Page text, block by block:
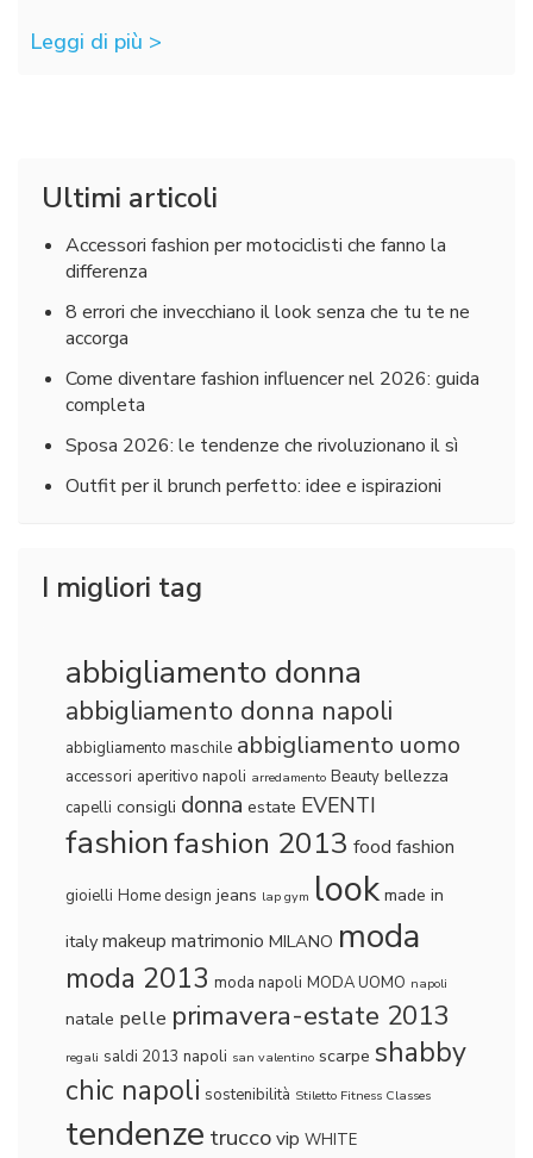
Leggi di più >
Ultimi articoli
Accessori fashion per motociclisti che fanno la
differenza
8 errori che invecchiano il look senza che tu te ne
accorga
Come diventare fashion influencer nel 2026: guida
completa
Sposa 2026: le tendenze che rivoluzionano il sì
Outfit per il brunch perfetto: idee e ispirazioni
I migliori tag
abbigliamento donna
abbigliamento donna napoli
abbigliamento maschile abbigliamento uomo
accessori aperitivo napoli arredamento Beauty bellezza
capelli consigli donna estate EVENTI
fashionfashion 2013 food fashion
gioielli Home design jeans lap gym look made in
italy makeup matrimonio MILANO moda
moda 2013 moda napoli MODA UOMO napoli
natale pelle primavera-estate 2013
regali saldi 2013 napoli san valentino scarpe shabby
chic napoli sostenibilità Stiletto Fitness Classes
tendenze truccovip WHITE